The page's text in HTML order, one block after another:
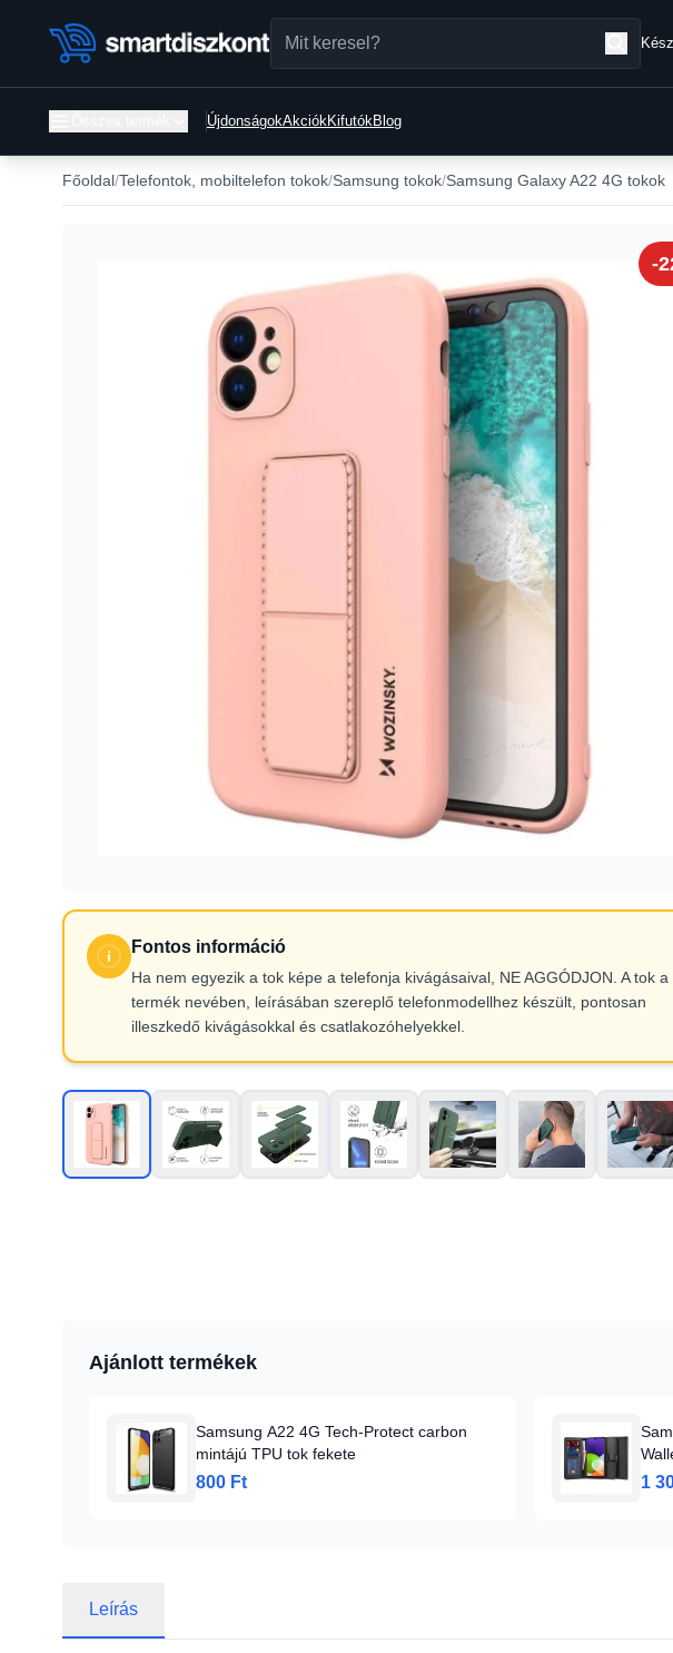
ÚjdonságokAkciókKifutókBlog
Főoldal Telefontok, mobiltelefon tokok Samsung tokok Samsung Galaxy A22 4G tokok
Fontos információ
Ha nem egyezik a tok képe a telefonja kivágásaival, NE AGGÓDJON. A tok a
termék nevében, leírásában szereplő telefonmodellhez készült, pontosan
illeszkedő kivágásokkal és csatlakozóhelyekkel.
-
Ajánlott termékek
Samsung A22 4G Tech-Protect carbon
mintájú TPU tok fekete
800 Ft 1
Leírás